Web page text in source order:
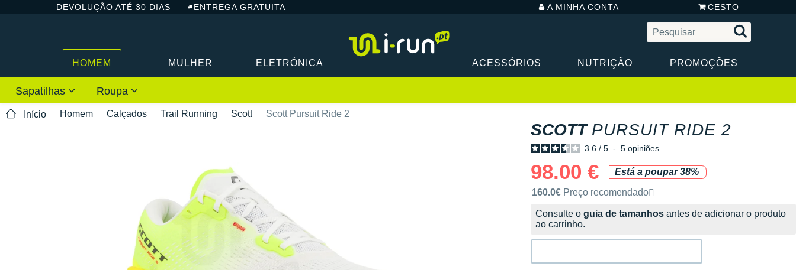
DEVOLUÇÃO ATÉ 30 DIAS ENTREGA GRATUITA A MINHA CONTA CESTO
HOMEM MULHER ELETRÓNICA ACESSÓRIOS NUTRIÇÃO PROMOÇÕES
Sapatilhas Roupa
Início Homem Calçados Trail Running Scott Scott Pursuit Ride 2
SCOTT PURSUIT RIDE 2
3.6 / 5 - 5 opiniões
98.00 €
Está a poupar 38%
Preço de venda recomendado pela marca
160.0€ Preço recomendado
Consulte o guia de tamanhos antes de adicionar o produto
ao carrinho.